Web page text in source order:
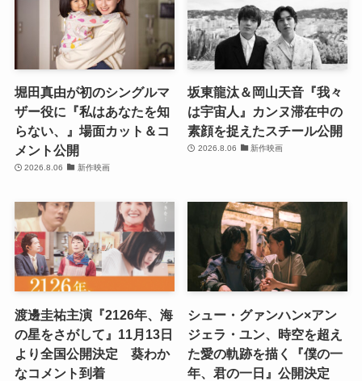
堀田真由が初のシングルマ
ザー役に『私はあなたを知
らない、』場面カット＆コ
メント公開
2026.8.06 新作映画
坂東龍汰＆岡山天音『我々
は宇宙人』カンヌ滞在中の
素顔を捉えたスチール公開
2026.8.06 新作映画
渡邊圭祐主演『2126年、海
の星をさがして』11月13日
より全国公開決定 葵わか
なコメント到着
シュー・グァンハン×アン
ジェラ・ユン、時空を超え
た愛の軌跡を描く『僕の一
年、君の一日』公開決定